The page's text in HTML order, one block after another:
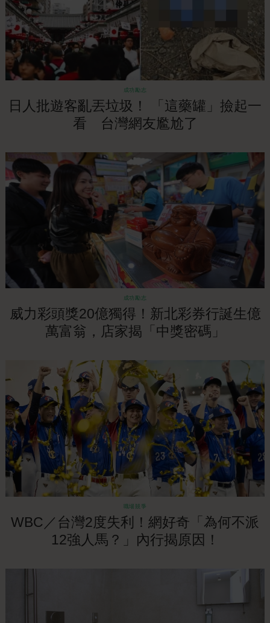
成功勵志
日人批遊客亂丟垃圾！ 「這藥罐」撿起一
看 台灣網友尷尬了
成功勵志
威力彩頭獎20億獨得！新北彩券行誕生億
萬富翁，店家揭「中獎密碼」
職場競爭
WBC／台灣2度失利！網好奇「為何不派
12強人馬？」內行揭原因！